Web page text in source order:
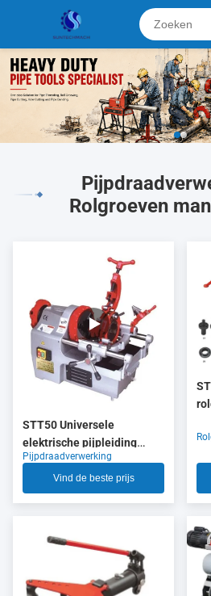
Rolgroeven
STT50 Universele
elektrische pijpleiding
1/2"-2" voor pijpen
Pijpdraadverwerking
Vind de beste prijs